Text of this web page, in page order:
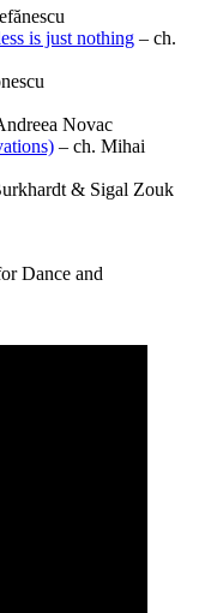
is just nothing – ch.
Novac
– ch. Mihai
& Sigal Zouk
Dance and